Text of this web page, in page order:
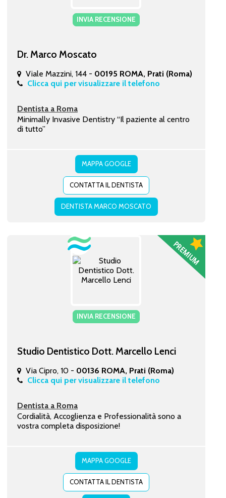
INVIA RECENSIONE
Dr. Marco Moscato
Viale Mazzini, 144 - 00195 ROMA, Prati (Roma)
Clicca qui per visualizzare il telefono
Dentista a Roma
Minimally Invasive Dentistry “Il paziente al centro
di tutto”
MAPPA GOOGLE
CONTATTA IL DENTISTA
DENTISTA MARCO MOSCATO
INVIA RECENSIONE
Studio Dentistico Dott. Marcello Lenci
Via Cipro, 10 - 00136 ROMA, Prati (Roma)
Clicca qui per visualizzare il telefono
Dentista a Roma
Cordialità, Accoglienza e Professionalità sono a
vostra completa disposizione!
MAPPA GOOGLE
CONTATTA IL DENTISTA